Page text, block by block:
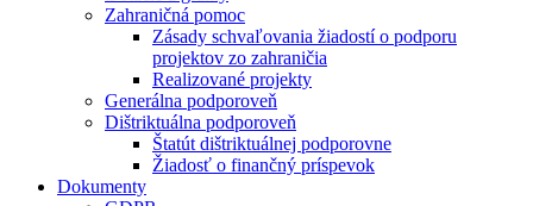
Zahraničná pomoc
Zásady schvaľovania žiadostí o podporu
projektov zo zahraničia
Realizované projekty
Generálna podporoveň
Dištriktuálna podporoveň
Štatút dištriktuálnej podporovne
Žiadosť o finančný príspevok
Dokumenty